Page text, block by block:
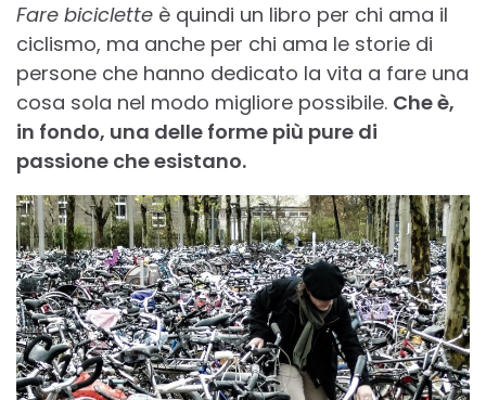
Fare biciclette è quindi un libro per chi ama il
ciclismo, ma anche per chi ama le storie di
persone che hanno dedicato la vita a fare una
cosa sola nel modo migliore possibile. Che è,
in fondo, una delle forme più pure di
passione che esistano.